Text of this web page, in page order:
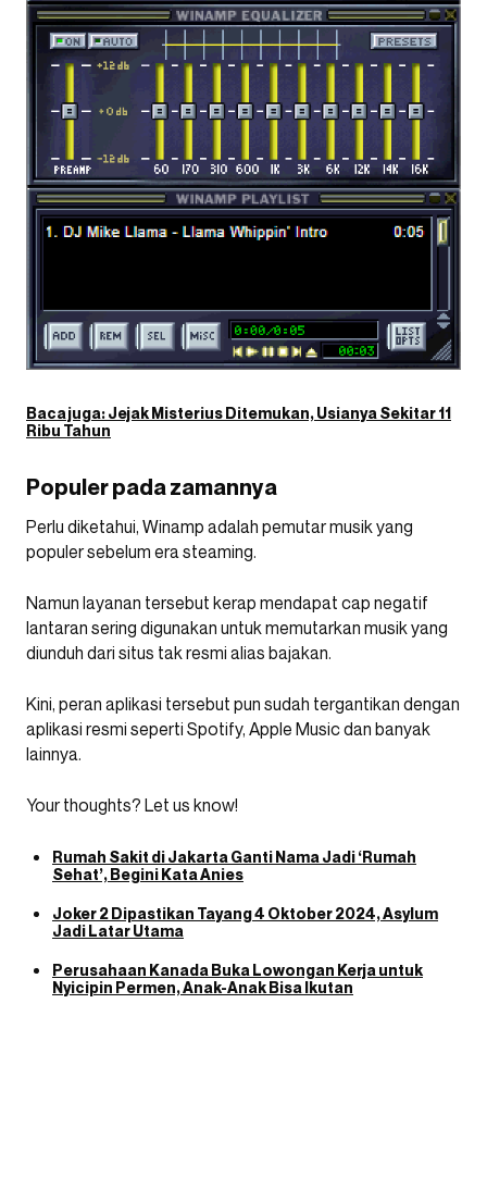
Baca juga:Jejak Misterius Ditemukan, Usianya Sekitar 11
Ribu Tahun
Populer pada zamannya
Perlu diketahui, Winamp adalah pemutar musik yang
populer sebelum era steaming.
Namun layanan tersebut kerap mendapat cap negatif
lantaran sering digunakan untuk memutarkan musik yang
diunduh dari situs tak resmi alias bajakan.
Kini, peran aplikasi tersebut pun sudah tergantikan dengan
aplikasi resmi seperti Spotify, Apple Music dan banyak
lainnya.
Your thoughts? Let us know!
Rumah Sakit di Jakarta Ganti Nama Jadi ‘Rumah
Sehat’, Begini Kata Anies
Joker 2 Dipastikan Tayang 4 Oktober 2024, Asylum
Jadi Latar Utama
Perusahaan Kanada Buka Lowongan Kerja untuk
Nyicipin Permen, Anak-Anak Bisa Ikutan